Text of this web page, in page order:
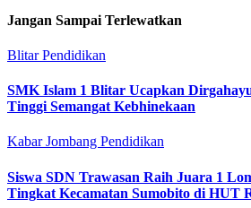
Jangan Sampai Terlewatkan
BlitarPendidikan
SMK Islam 1 Blitar Ucapkan
Tinggi Semangat Kebhinekaan
Kabar Jombang Pendidikan
Siswa SDN Trawasan Raih Juara 1
Tingkat Kecamatan Sumobito di HUT